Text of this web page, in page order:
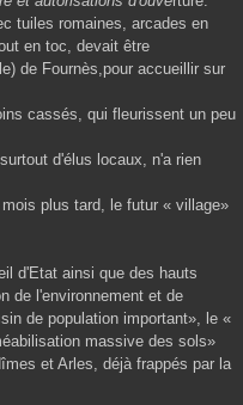
tuiles romaines, arcades en
en toc, devait être
de Fournès,pour accueillir sur
cassés, qui fleurissent un peu
d'élus locaux, n'a rien
plus tard, le futur « village»
d'Etat ainsi que des hauts
de l'environnement et de
de population important», le «
massive des sols»
et Arles, déjà frappés par la